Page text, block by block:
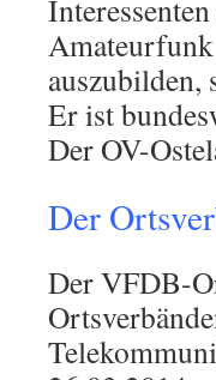
auszubilden,
Er ist
Der OV-
Der
Der VFDB-